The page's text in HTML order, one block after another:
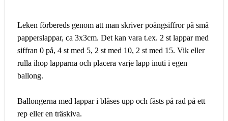
Leken förbereds genom att man skriver poängsiffror på små
papperslappar, ca 3x3cm. Det kan vara t.ex. 2 st lappar med
siffran 0 på, 4 st med 5, 2 st med 10, 2 st med 15. Vik eller
rulla ihop lapparna och placera varje lapp inuti i egen
ballong.
Ballongerna med lappar i blåses upp och fästs på rad på ett
rep eller en träskiva.